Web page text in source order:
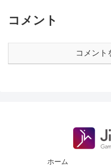
コメント
コメント
ホーム